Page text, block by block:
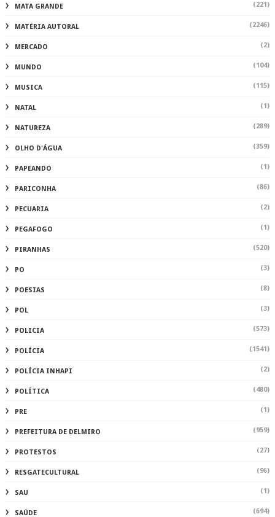
MATA GRANDE (221)
MATÉRIA AUTORAL (2246)
MERCADO (2)
MUNDO (104)
MUSICA (115)
NATAL (1)
NATUREZA (289)
OLHO D'ÁGUA (359)
PAPEANDO (1)
PARICONHA (86)
PECUARIA (2)
PEGAFOGO (1)
PIRANHAS (520)
PO (3)
POESIAS (8)
POL (3)
POLICIA (573)
POLÍCIA (1541)
POLÍCIA INHAPI (2)
POLÍTICA (480)
PRE (1)
PREFEITURA DE DELMIRO (959)
PROTESTOS (27)
RESGATECULTURAL (96)
SAU (1)
SAÚDE (694)